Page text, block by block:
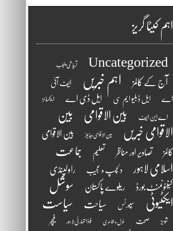
اہم کیٹا گریز
Uncategorized آبپاشی پنجاب
آج کے کالمز اہم خبریں ایف آئی
اے ایل ڈبلیو ایم سی ایل ڈی اے ایکسائز
اے این ایف بین الاقوامی
بین
الاقوامی خبریں
بین الاقوامی ویڈیوز بین الاقوامی
کالمز تصاویر اور مناظر تعلیم
جماعت
اسلامی لاہور
دلچسپ و عجیب راولپنڈی
کینٹونمنٹ بورڈ ریلوے پاکستان
سوشل
ایکٹیوٹی
سپورٹس سیاحت سیاست
شوبز صحت غزل و شاعری فوڈ اتھارٹی لاہور فیچر